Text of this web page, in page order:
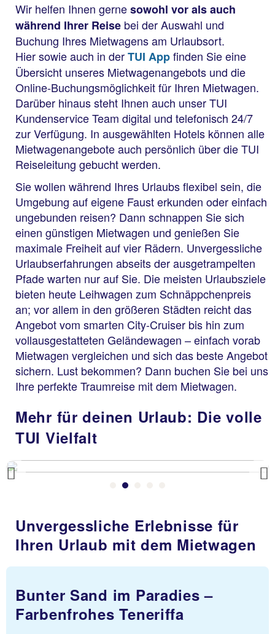
Wir helfen Ihnen gernesowohl vor als auch
während Ihrer Reise bei der Auswahl und
Buchung Ihres Mietwagens am Urlaubsort.
Hier sowie auch in derTUI Appfinden Sie eine
Übersicht unseres Mietwagenangebots und die
Online-Buchungsmöglichkeit für Ihren Mietwagen.
Darüber hinaus steht Ihnen auch unser TUI
Kundenservice Team digital und telefonisch 24/7
zur Verfügung. In ausgewählten Hotels können alle
Mietwagenangebote auch persönlich über die TUI
Reiseleitung gebucht werden.
Sie wollen während Ihres Urlaubs flexibel sein, die
Umgebung auf eigene Faust erkunden oder einfach
ungebunden reisen? Dann schnappen Sie sich
einen günstigen Mietwagen und genießen Sie
maximale Freiheit auf vier Rädern. Unvergessliche
Urlaubserfahrungen abseits der ausgetrampelten
Pfade warten nur auf Sie. Die meisten Urlaubsziele
bieten heute Leihwagen zum Schnäppchenpreis
an; vor allem in den größeren Städten reicht das
Angebot vom smarten City-Cruiser bis hin zum
vollausgestatteten Geländewagen – einfach vorab
Mietwagen vergleichen und sich das beste Angebot
sichern. Lust bekommen? Dann buchen Sie bei uns
Ihre perfekte Traumreise mit dem Mietwagen.
Mehr für deinen Urlaub: Die volle
TUI Vielfalt
Previous
Unvergessliche Erlebnisse für
Ihren Urlaub mit dem Mietwagen
Bunter Sand im Paradies –
Farbenfrohes Teneriffa